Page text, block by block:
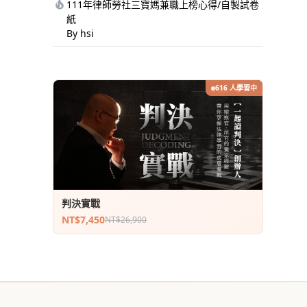
111年律師勞社三寶媽兼職上榜心得/自製試卷
紙
By hsi
616 人學習中
判決實戰
NT$7,450NT$26,900